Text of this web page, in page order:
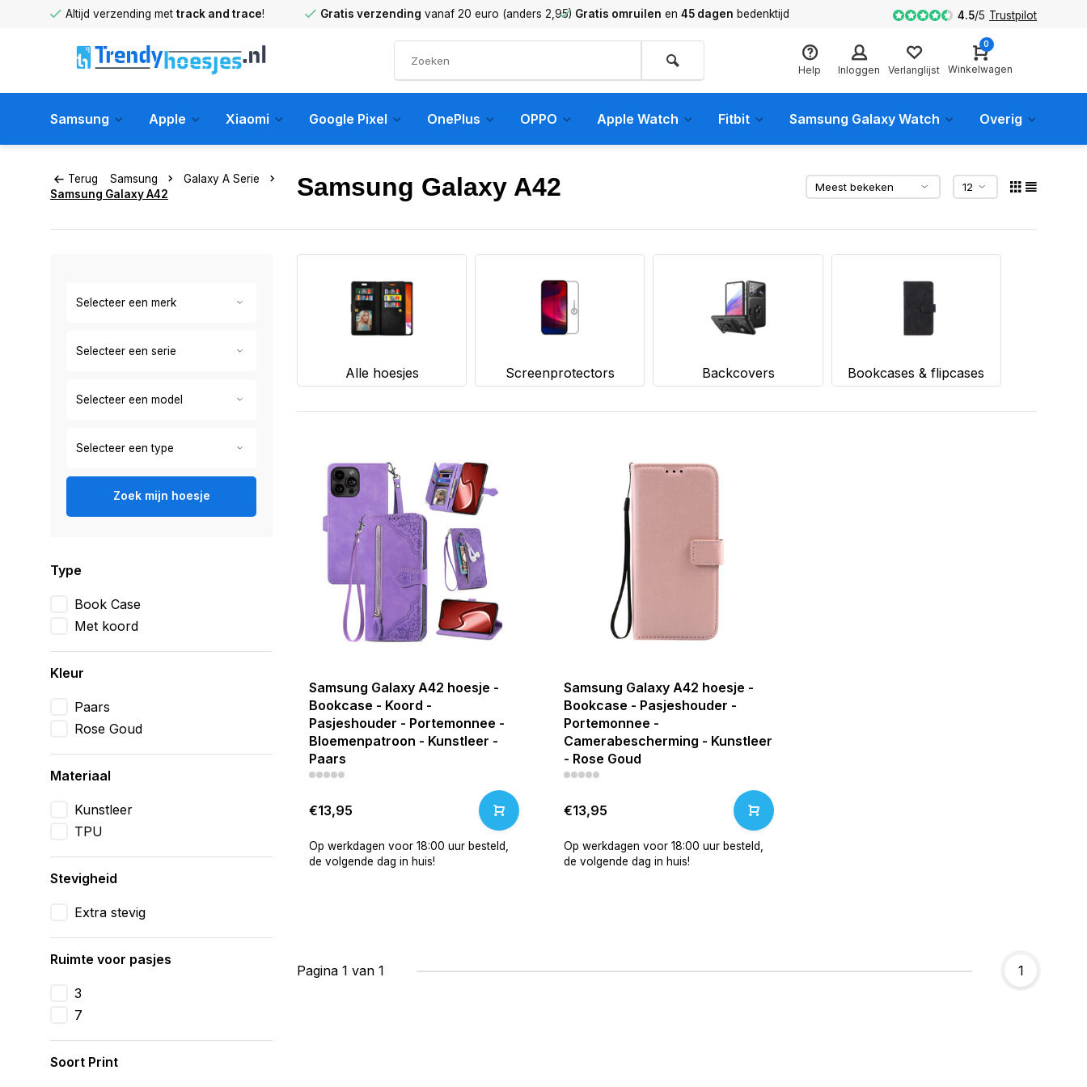
Altijd verzending met track and trace! Gratis verzending vanaf 20 euro (anders 2,95) Gratis omruilen en 45 dagen bedenktijd 4.5/5 Trustpilot
Help Inloggen Verlanglijst
0
Winkelwagen
Samsung Apple Xiaomi Google Pixel OnePlus OPPO Apple Watch Fitbit Samsung Galaxy Watch Overig
Terug Samsung
Galaxy A Serie
Samsung Galaxy A42
Samsung Galaxy A42
Zoek mijn hoesje
Type
Book Case
Met koord
Kleur
Paars
Rose Goud
Materiaal
Kunstleer
TPU
Stevigheid
Extra stevig
Ruimte voor pasjes
3
7
Soort Print
Alle hoesjes Screenprotectors Backcovers Bookcases & flipcases
Samsung Galaxy A42 hoesje -
Bookcase - Koord -
Pasjeshouder - Portemonnee -
Bloemenpatroon - Kunstleer -
Paars
€13,95
Op werkdagen voor 18:00 uur besteld,
de volgende dag in huis!
Samsung Galaxy A42 hoesje -
Bookcase - Pasjeshouder -
Portemonnee -
Camerabescherming - Kunstleer
- Rose Goud
€13,95
Op werkdagen voor 18:00 uur besteld,
de volgende dag in huis!
Pagina 1 van 1 1